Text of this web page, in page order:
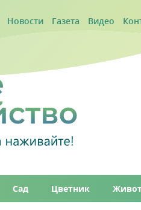
Новости Газета Видео
Сад Цветник